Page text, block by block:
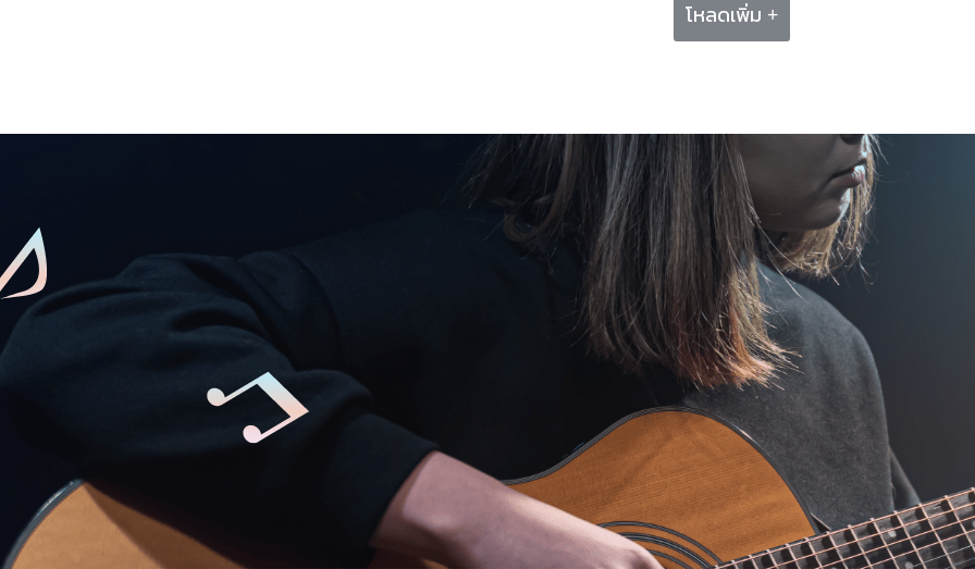
โหลดเพิ่ม +